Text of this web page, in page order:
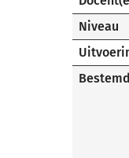
Niveau